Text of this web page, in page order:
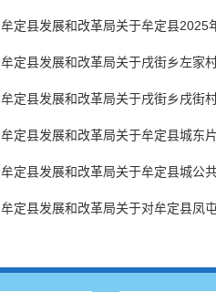
牟定县发展和改革局关于牟定县2025
牟定县发展和改革局关于戌街乡左家
牟定县发展和改革局关于戌街乡戌街
牟定县发展和改革局关于牟定县城东
牟定县发展和改革局关于牟定县城公
牟定县发展和改革局关于对牟定县凤